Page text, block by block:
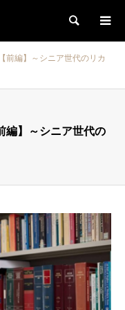
検索
前編】～シニア世代のリカ
編】～シニア世代の